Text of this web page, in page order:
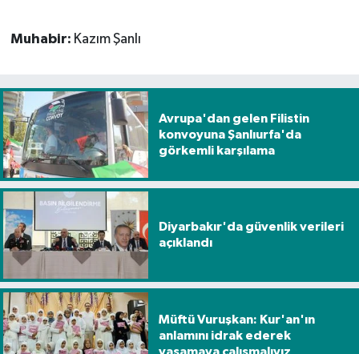
Muhabir: Kazım Şanlı
Avrupa'dan gelen Filistin
konvoyuna Şanlıurfa'da
görkemli karşılama
Diyarbakır'da güvenlik verileri
açıklandı
Müftü Vuruşkan: Kur'an'ın
anlamını idrak ederek
yaşamaya çalışmalıyız